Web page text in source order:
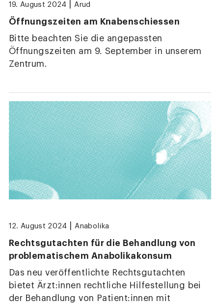
19. August 2024 Arud
Öffnungszeiten am Knabenschiessen
Bitte beachten Sie die angepassten
Öffnungszeiten am 9. September in unserem
Zentrum.
12. August 2024 Anabolika
Rechtsgutachten für die Behandlung von
problematischem Anabolikakonsum
Das neu veröffentlichte Rechtsgutachten
bietet Ärzt:innen rechtliche Hilfestellung bei
der Behandlung von Patient:innen mit